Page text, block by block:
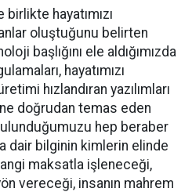
hayatımızı
oluştuğunu belirten
başlığını ele aldığımızda
hayatımızı
hızlandıran yazılımları
doğrudan temas eden
hep beraber
dair bilginin kimlerin elinde
maksatla işleneceği,
vereceği, insanın mahrem